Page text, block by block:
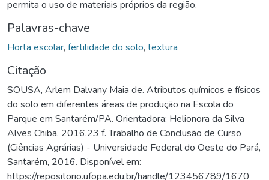
permita o uso de materiais próprios da região.
Palavras-chave
Horta escolar, fertilidade do solo, textura
Citação
SOUSA, Arlem Dalvany Maia de. Atributos químicos e físicos
do solo em diferentes áreas de produção na Escola do
Parque em Santarém/PA. Orientadora: Helionora da Silva
Alves Chiba. 2016.23 f. Trabalho de Conclusão de Curso
(Ciências Agrárias) - Universidade Federal do Oeste do Pará,
Santarém, 2016. Disponível em:
https://repositorio.ufopa.edu.br/handle/123456789/1670